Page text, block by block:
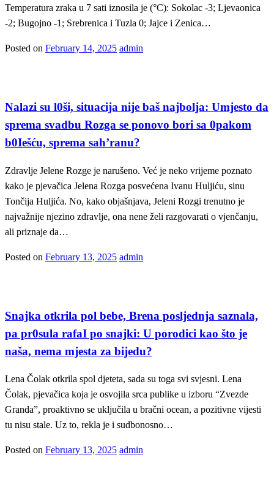
Temperatura zraka u 7 sati iznosila je (°C): Sokolac -3; Ljevaonica
-2; Bugojno -1; Srebrenica i Tuzla 0; Jajce i Zenica…
Posted on February 14, 2025 admin
Nalazi su l0ši, situacija nije baš najbolja: Umjesto da
sprema svadbu Rozga se ponovo bori sa 0pakom
b0Iešću, sprema sah’ranu?
Zdravlje Jelene Rozge je narušeno. Već je neko vrijeme poznato
kako je pjevačica Jelena Rozga posvećena Ivanu Huljiću, sinu
Tončija Huljića. No, kako objašnjava, Jeleni Rozgi trenutno je
najvažnije njezino zdravlje, ona nene želi razgovarati o vjenčanju,
ali priznaje da…
Posted on February 13, 2025 admin
Snajka otkrila pol bebe, Brena posljednja saznala,
pa pr0sula rafaI po snajki: U porodici kao što je
naša, nema mjesta za bijedu?
Lena Čolak otkrila spol djeteta, sada su toga svi svjesni. Lena
Čolak, pjevačica koja je osvojila srca publike u izboru “Zvezde
Granda”, proaktivno se uključila u bračni ocean, a pozitivne vijesti
tu nisu stale. Uz to, rekla je i sudbonosno…
Posted on February 13, 2025 admin